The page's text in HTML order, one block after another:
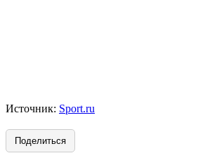
Источник: Sport.ru
Поделиться